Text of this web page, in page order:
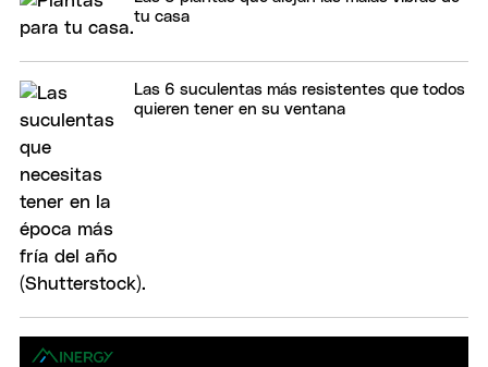
tu casa
Las 6 suculentas más resistentes que todos
quieren tener en su ventana